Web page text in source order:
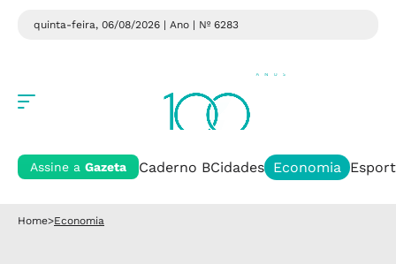
quinta-feira, 06/08/2026 | Ano | Nº 6283
Assine a Gazeta Caderno BCidades Economia
Home>Economia